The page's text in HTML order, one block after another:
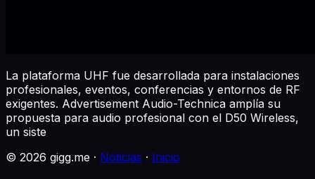
La plataforma UHF fue desarrollada para instalaciones
profesionales, eventos, conferencias y entornos de RF
exigentes. Advertisement Audio-Technica amplía su
propuesta para audio profesional con el D50 Wireless,
un siste
© 2026 gigg.me · Noticias · Inicio